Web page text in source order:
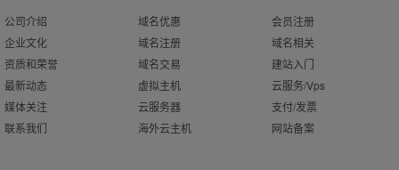
公司介绍
企业文化
资质和荣誉
最新动态
媒体关注
联系我们
域名优惠
域名注册
域名交易
虚拟主机
云服务器
海外云主机
会员注册
域名相关
建站入门
云服务/Vps
支付/发票
网站备案